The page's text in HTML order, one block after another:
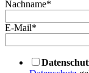
Nachname*
E-Mail*